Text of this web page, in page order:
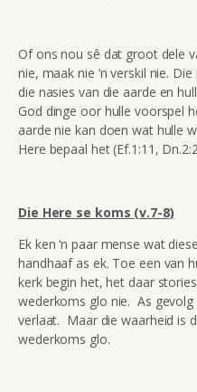
Of ons nou sê dat groot dele
nie, maak nie ‘n verskil nie.
die nasies van die aarde en
God dinge oor hulle voorspel
aarde nie kan doen wat hulle
Here bepaal het (Ef.1:11,
Die Here se koms (v.7-8)
Ek ken ‘n paar mense wat
handhaaf as ek. Toe een van
kerk begin het, het daar
wederkoms glo nie. As
verlaat. Maar die waarheid is
wederkoms glo.